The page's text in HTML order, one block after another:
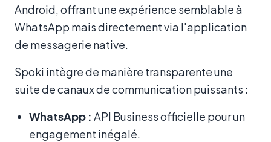
Android, offrant une expérience semblable à
WhatsApp mais directement via l'application
de messagerie native.
Spoki intègre de manière transparente une
suite de canaux de communication puissants :
WhatsApp : API Business officielle pour un
engagement inégalé.